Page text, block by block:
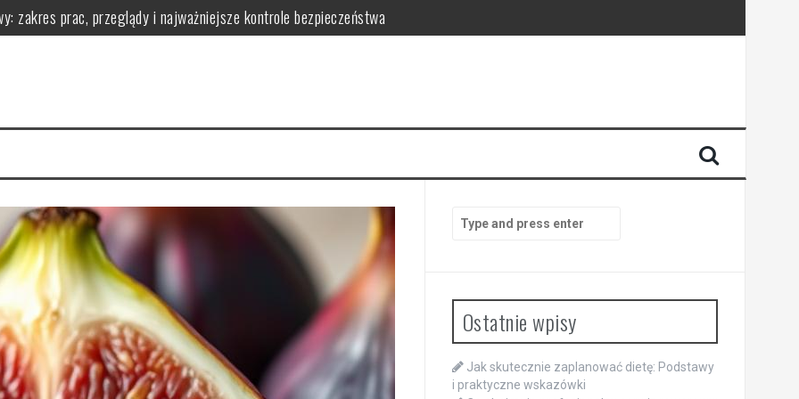
zakres prac, przeglądy i najważniejsze kontrole bezpieczeństwa
zarządzać dla zdrowia
zdrowotnymi
for:
Ostatnie wpisy
Jak skutecznie zaplanować dietę: Podstawy
i praktyczne wskazówki